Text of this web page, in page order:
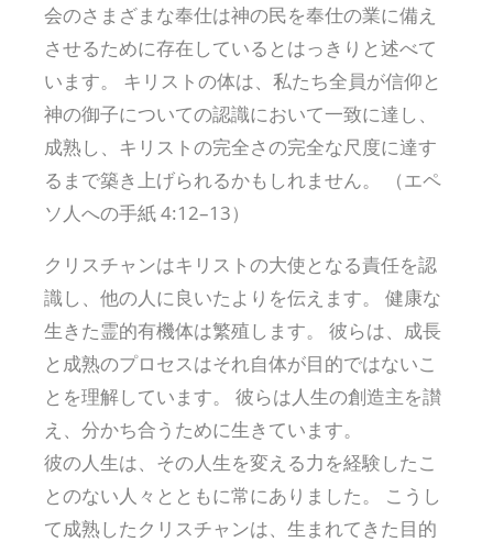
会のさまざまな奉仕は神の民を奉仕の業に備え
させるために存在しているとはっきりと述べて
います。 キリストの体は、私たち全員が信仰と
神の御子についての認識において一致に達し、
成熟し、キリストの完全さの完全な尺度に達す
るまで築き上げられるかもしれません。 （エペ
ソ人への手紙 4:12–13）
クリスチャンはキリストの大使となる責任を認
識し、他の人に良いたよりを伝えます。 健康な
生きた霊的有機体は繁殖します。 彼らは、成長
と成熟のプロセスはそれ自体が目的ではないこ
とを理解しています。 彼らは人生の創造主を讃
え、分かち合うために生きています。
彼の人生は、その人生を変える力を経験したこ
とのない人々とともに常にありました。 こうし
て成熟したクリスチャンは、生まれてきた目的